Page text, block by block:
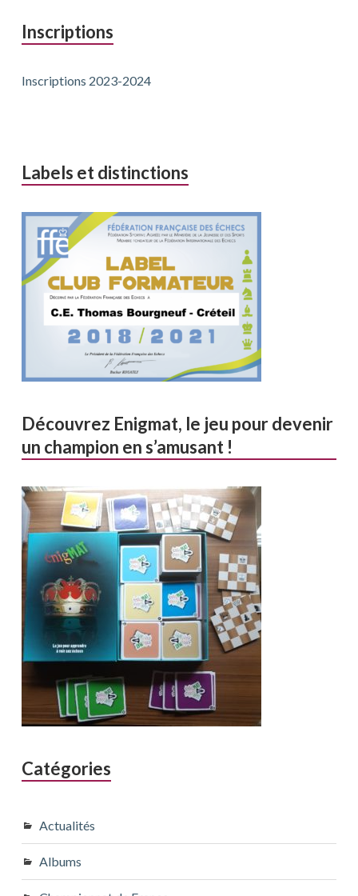
Inscriptions
Inscriptions 2023-2024
Labels et distinctions
Découvrez Enigmat, le jeu pour devenir
un champion en s’amusant !
Catégories
Actualités
Albums